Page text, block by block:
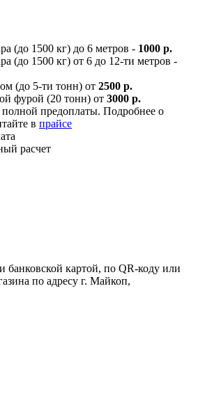
(до 1500 кг) до 6 метров - 1000 р.
(до 1500 кг) от 6 до 12-ти метров -
(до 5-ти тонн) от 2500 р.
фурой (20 тонн) от 3000 р.
полной предоплаты. Подробнее о
в прайсе
расчет
картой, по QR-коду или
по адресу г. Майкоп,